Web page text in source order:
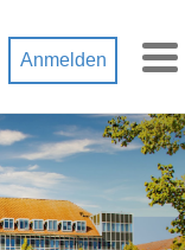
Anmelden